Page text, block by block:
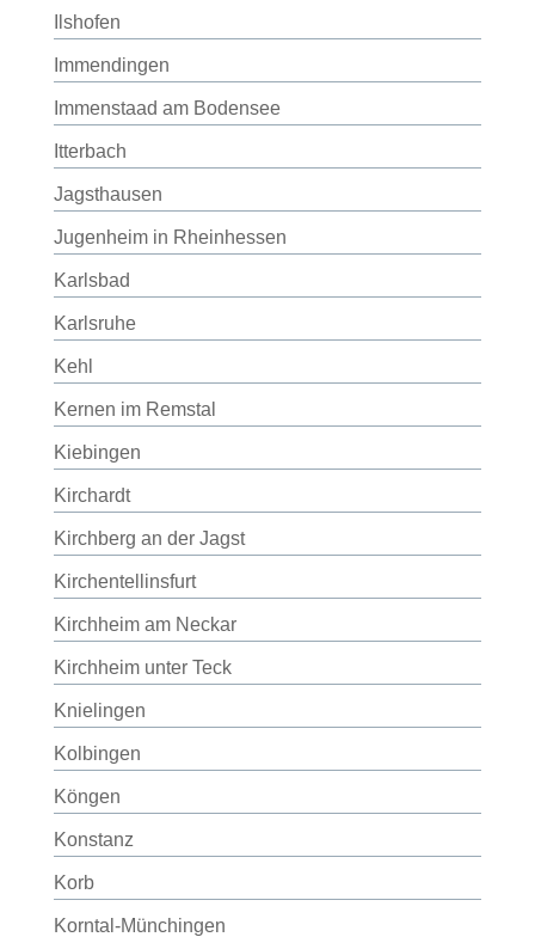
Ilshofen
Immendingen
Immenstaad am Bodensee
Itterbach
Jagsthausen
Jugenheim in Rheinhessen
Karlsbad
Karlsruhe
Kehl
Kernen im Remstal
Kiebingen
Kirchardt
Kirchberg an der Jagst
Kirchentellinsfurt
Kirchheim am Neckar
Kirchheim unter Teck
Knielingen
Kolbingen
Köngen
Konstanz
Korb
Korntal-Münchingen